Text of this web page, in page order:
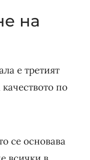
на
е третият
по
се основава